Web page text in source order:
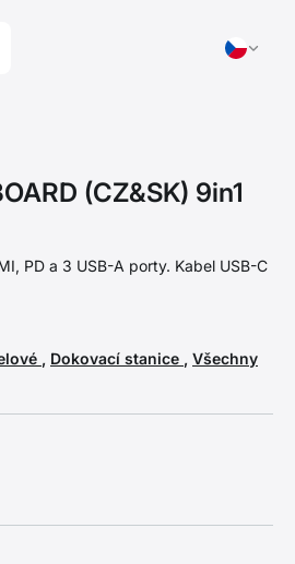
(CZ&SK) 9in1
PD a 3 USB-A porty. Kabel USB-C
, Dokovací stanice , Všechny